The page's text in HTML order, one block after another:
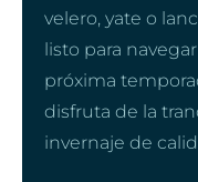
velero, yate o
listo para
próxima
disfruta de la
invernaje de